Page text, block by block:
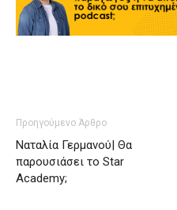
Προηγούμενο Άρθρο
Ναταλία Γερμανού| Θα
παρουσιάσει το Star
Academy;